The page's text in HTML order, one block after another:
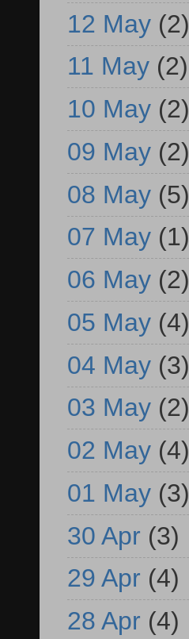
12 May (2)
11 May (2)
10 May (2)
09 May (2)
08 May (5)
07 May (1)
06 May (2)
05 May (4)
04 May (3)
03 May (2)
02 May (4)
01 May (3)
30 Apr (3)
29 Apr (4)
28 Apr (4)